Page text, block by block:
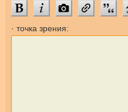
· точка зрения: